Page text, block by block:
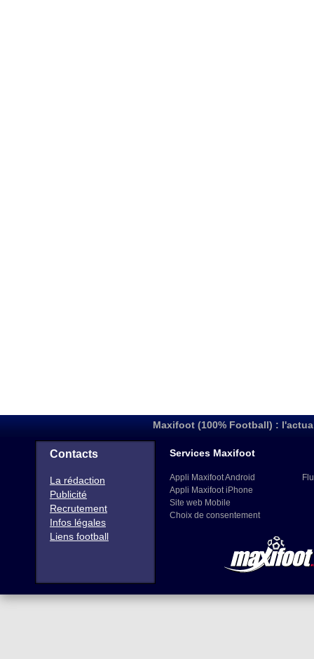
Maxifoot (100% Football) :
Contacts
La rédaction
Publicité
Recrutement
Infos légales
Liens football
Services Maxifoot
Appli Maxifoot Android
Appli Maxifoot iPhone
Site web Mobile
Choix de consentement